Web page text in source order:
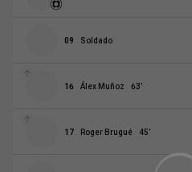
09 Soldado
16 Álex Muñoz 63’
17 Roger Brugué 45’